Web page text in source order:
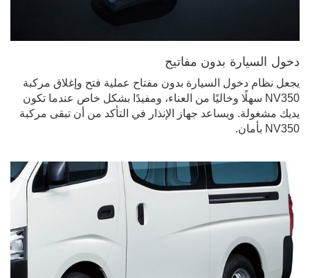
دخول السيارة بدون مفاتيح
يجعل نظام دخول السيارة بدون مفتاح عملية فتح وإغلاق مركبة
NV350 سهلًا وخاليًا من العناء، ومفيدًا بشكل خاص عندما تكون
يديك مشغولة. ويساعد جهاز الإنذار في التأكد من أن تبقى مركبة
NV350 بأمان.